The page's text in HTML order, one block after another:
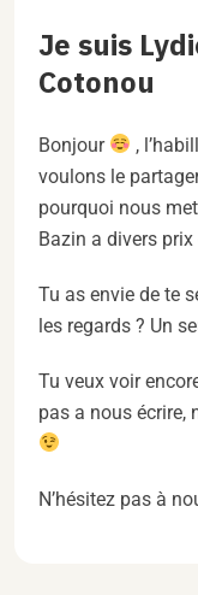
Je suis
Cotonou
Bonjour
,
voulons le
pourquoi nous
Bazin a divers
Tu as envie de te
les regards ? Un
Tu veux voir
pas a nous écrire,
N’hésitez pas à